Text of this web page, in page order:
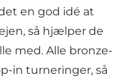
en god idé at
så hjælper de
med. Alle bronze-
in turneringer, så